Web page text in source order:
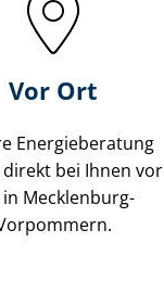
Vor Ort
Energieberatung
bei Ihnen vor
Mecklenburg-